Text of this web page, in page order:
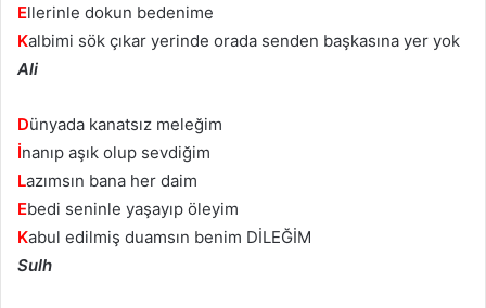
Ellerinle dokun bedenime
Kalbimi sök çıkar yerinde orada senden başkasına yer yok
Ali
Dünyada kanatsız meleğim
İnanıp aşık olup sevdiğim
Lazımsın bana her daim
Ebedi seninle yaşayıp öleyim
Kabul edilmiş duamsın benim DİLEĞİM
Sulh